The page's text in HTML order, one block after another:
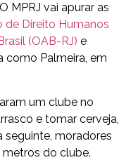
MPRJ vai apurar as
de Direito Humanos
(OAB-RJ) e
como Palmeira, em
um clube no
e tomar cerveja,
seguinte, moradores
do clube.